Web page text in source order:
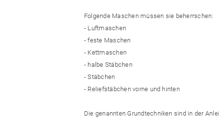
Folgende Maschen müssen sie beherrschen:
- Luftmaschen
- feste Maschen
- Kettmaschen
- halbe Stäbchen
- Stäbchen
- Reliefstäbchen vorne und hinten
Die genannten Grundtechniken sind in der